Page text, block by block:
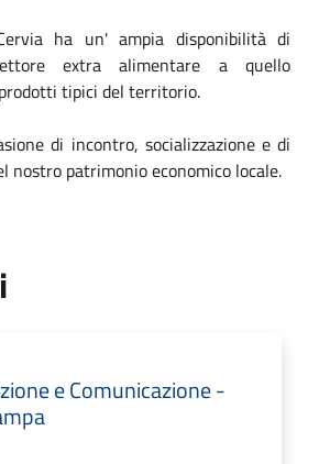
ha un' ampia disponibilità di
extra alimentare a quello
tipici del territorio.
di incontro, socializzazione e di
nostro patrimonio economico locale.
e Comunicazione -